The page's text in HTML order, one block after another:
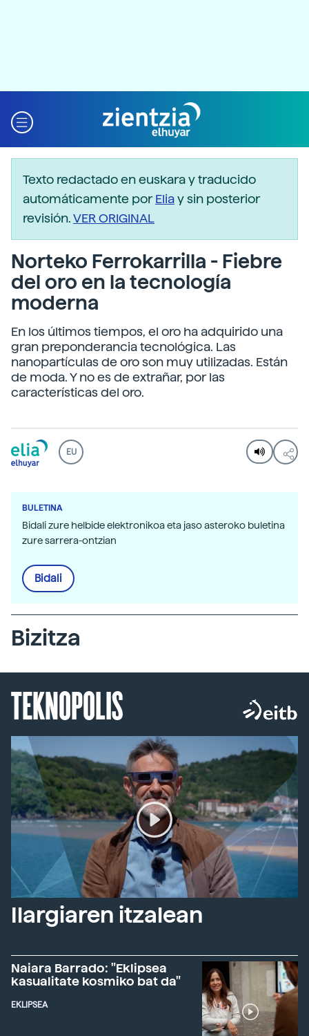
Texto redactado en euskara y traducido
automáticamente porEliay sin posterior
revisión.VER ORIGINAL
Norteko Ferrokarrilla - Fiebre
del oro en la tecnología
moderna
En los últimos tiempos, el oro ha adquirido una
gran preponderancia tecnológica. Las
nanopartículas de oro son muy utilizadas. Están
de moda. Y no es de extrañar, por las
características del oro.
EU
BULETINA
Bidali zure helbide elektronikoa eta jaso asteroko buletina
zure sarrera-ontzian
Bidali
Bizitza
TEKNOPOLIS
Ilargiaren itzalean
Naiara Barrado: "Eklipsea
kasualitate kosmiko bat da"
EKLIPSEA